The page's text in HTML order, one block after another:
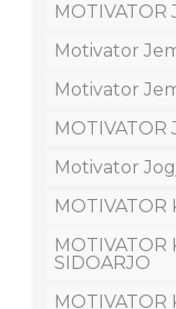
MOTIVATOR
Motivator
Motivator
MOTIVATOR
Motivator
MOTIVATOR
MOTIVATOR
SIDOARJO
MOTIVATOR